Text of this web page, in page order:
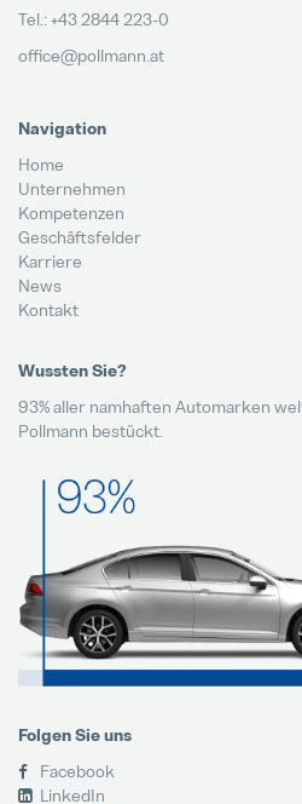
Tel.: +43 2844 223-0
office@pollmann.at
Navigation
Home
Unternehmen
Kompetenzen
Geschäftsfelder
Karriere
News
Kontakt
Wussten Sie?
93% aller namhaften Automarken
Pollmann bestückt.
Folgen Sie uns
Facebook
LinkedIn